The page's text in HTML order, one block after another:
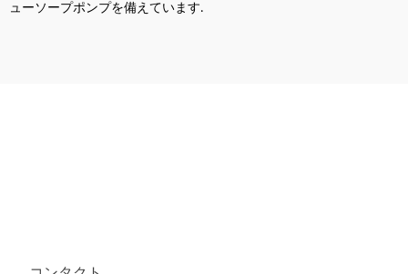
ューソープポンプを備えています.